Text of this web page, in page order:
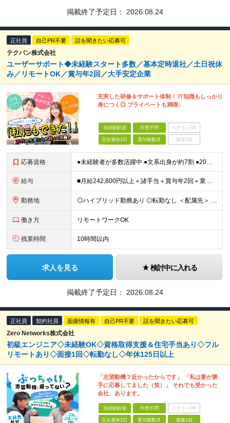
掲載終了予定日： 2026.08.24
正社員 自己PR不要 話を聞きたい応募可
テクバン株式会社
ユーザーサポート◆未経験スタート多数／基本定時退社／土日祝休
み／リモートOK／賞与年2回／大手安定企業
充実した研修＆サポート体制！ IT知識もしっかり
身につく◎ プライベートも満喫♪
未経験歓迎 学歴不問 ベテランOK
完全週休2日 賞与複数月 面接1回
応募資格 ●未経験者が多数活躍中 ●文系出身が約7割 ●20代⇒47.9％ 30代⇒25.9％ ●第二新卒OK・学歴不問 ★人柄を重視した採用です！ ★異業種から転職してきた先輩が活躍中 ※長期勤続によるキ
給与 ■月給242,800円以上＋諸手当＋賞与年2回＋業績賞与 ※固定残業代32,813円～/20時間分を含む ※超過分は別途支給 ※経験・年齢を考慮の上、当社規定により決定 ※試用期間6ヵ月間（待遇に差異
勤務地 ◎ハイブリッド勤務あり ◎転勤なし ＜配属先＞ 東京・神奈川・千葉・埼玉など関東エリアの各プロジェクト先 ※客先常駐が基本となります。 ＜本社＞ 東京都港区海岸3-20-20 ヨコソーレインボータ
働き方 リモートワークOK
残業時間 10時間以内
求人を見る 検討中に入れる
掲載終了予定日： 2026.08.24
正社員 契約社員 面接情報有 自己PR不要 話を聞きたい応募可
Zero Networks株式会社
初級エンジニア◇未経験OK◇資格取得支援＆住宅手当あり◇フル
リモートあり◇面接1回◇転勤なし◇年休125日以上
「志望動機？近かったからです」 「私は妻が勝
手に応募してました（笑）」 それでも受かった
会社、あります。
未経験歓迎 学歴不問 ベテランOK
完全週休2日 賞与複数月 面接1回